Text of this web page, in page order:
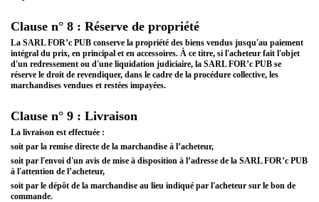
Clause n° 8 : Réserve de propriété
La SARL FOR’c PUB conserve la propriété des biens vendus jusqu'au paiement
intégral du prix, en principal et en accessoires. À ce titre, si l'acheteur fait l'objet
d'un redressement ou d'une liquidation judiciaire, la SARL FOR’c PUB se
réserve le droit de revendiquer, dans le cadre de la procédure collective, les
marchandises vendues et restées impayées.
Clause n° 9 : Livraison
La livraison est effectuée :
soit par la remise directe de la marchandise à l’acheteur,
soit par l'envoi d'un avis de mise à disposition à l’adresse de la SARL FOR’c PUB
à l'attention de l’acheteur,
soit par le dépôt de la marchandise au lieu indiqué par l'acheteur sur le bon de
commande.